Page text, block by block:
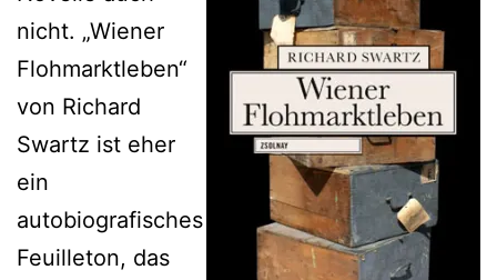
nicht. „Wiener
Flohmarktleben“
von Richard
Swartz ist eher
ein
autobiografisches
Feuilleton, das